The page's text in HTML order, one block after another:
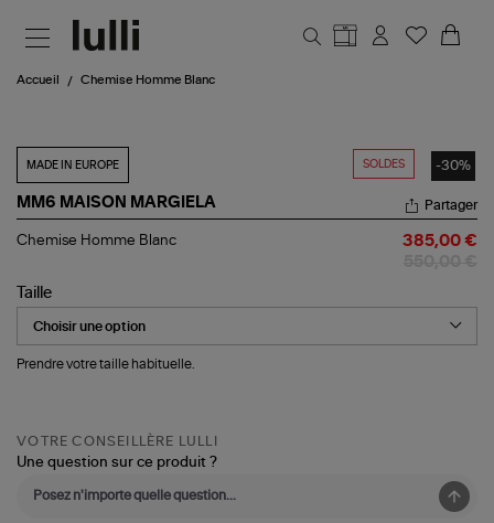
Accueil Chemise Homme Blanc
SOLDES -30%
MADE IN EUROPE
MM6 MAISON MARGIELA
Chemise
Partager
Chemise Homme Blanc 385,00 €
Taille
Prendre votre taille habituelle.
VOTRE CONSEILLÈRE LULLI
Une question sur ce produit ?